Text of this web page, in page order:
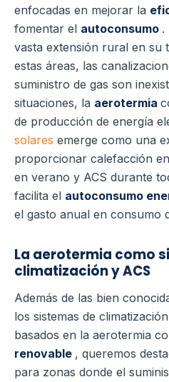
enfocadas en mejorar la
fomentar el autoconsumo .
vasta extensión rural en su
estas áreas, las
suministro de gas son
situaciones, la aerotermia
de producción de energía
solares emerge como una
proporcionar calefacción
en verano y ACS durante
facilita el autoconsumo
el gasto anual en consumo
La aerotermia como
climatización y ACS
Además de las bien
los sistemas de
basados en la aerotermia
renovable , queremos
para zonas donde el